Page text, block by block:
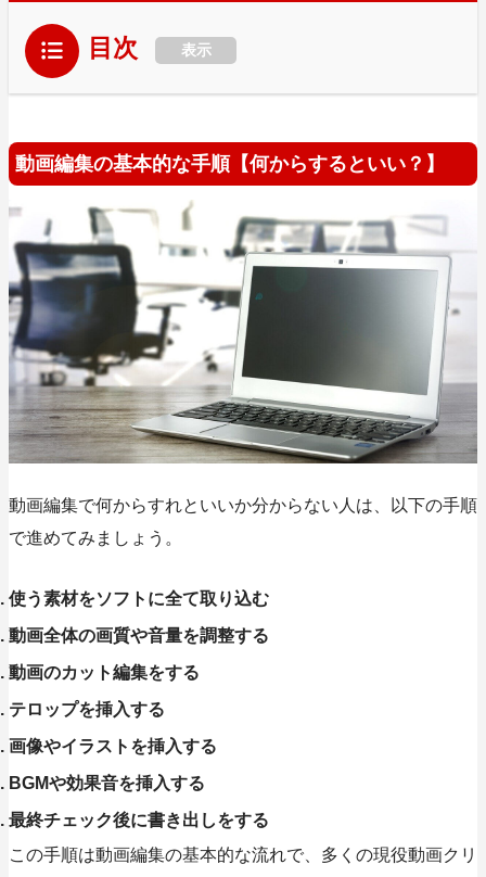
目次 表示
動画編集の基本的な手順【何からするといい？】
動画編集で何からすれといいか分からない人は、以下の手順
で進めてみましょう。
使う素材をソフトに全て取り込む
動画全体の画質や音量を調整する
動画のカット編集をする
テロップを挿入する
画像やイラストを挿入する
BGMや効果音を挿入する
最終チェック後に書き出しをする
この手順は動画編集の基本的な流れで、多くの現役動画クリ